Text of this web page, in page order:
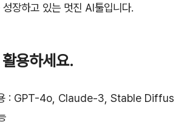
장하고 있는 멋진 AI툴입니다.
용하세요.
: GPT-4o, Claude-3, Stable Diffus